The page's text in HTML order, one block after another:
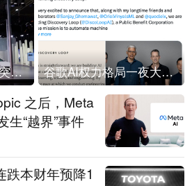
智己汽车App苹果端突然“下架” 谷歌AI权力格局一夜大洗牌
之后，Meta
生“越界”事件
跌本财年预降1